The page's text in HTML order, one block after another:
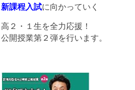
新課程入試に向かっていく
高２・１生を全力応援！
公開授業第２弾を行います。